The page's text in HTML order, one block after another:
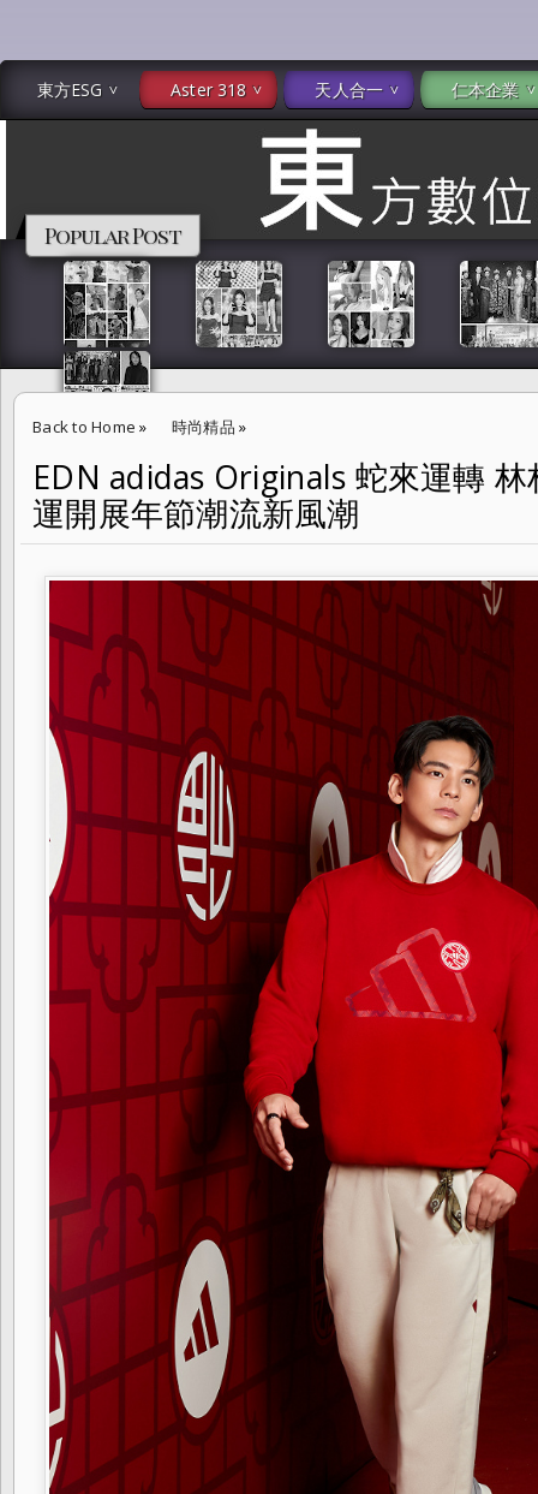
東方ESG Aster 318 天人合一 仁本企業
Popular Post
Back to Home » 時尚精品 »
EDN adidas Originals 蛇來運轉 林柏宏、千千、派偉俊 紅運開展年節
EDN adidas Originals 蛇來運轉
運開展年節潮流新風潮